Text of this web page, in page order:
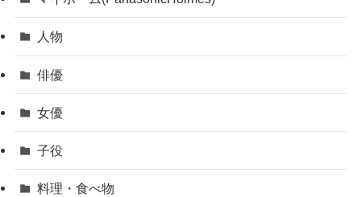
人物
俳優
女優
子役
料理・食べ物